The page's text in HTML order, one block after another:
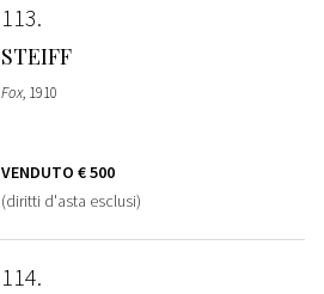
113
STEIFF
Fox, 1910
VENDUTO € 500
(diritti d'asta esclusi)
114